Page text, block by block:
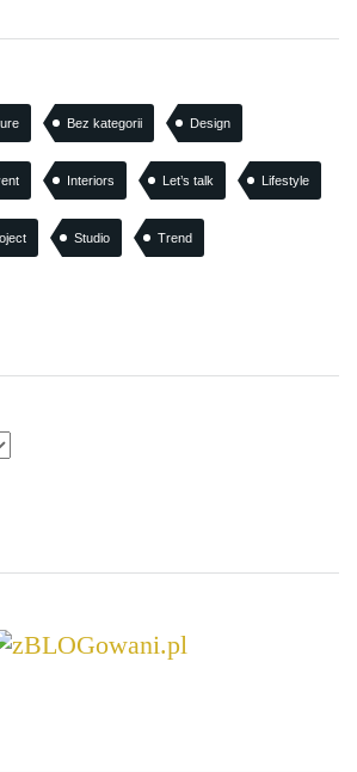
Bez kategorii Design
Interiors Let’s talk Lifestyle
Studio Trend